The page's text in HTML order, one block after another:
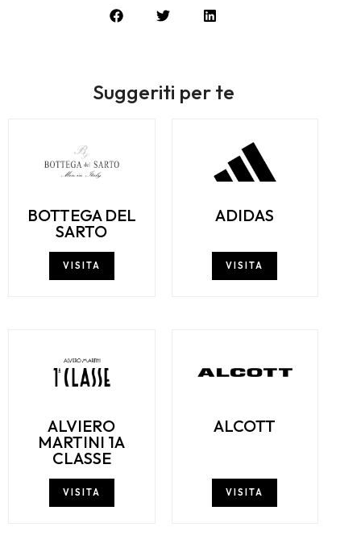
Suggeriti per te
BOTTEGA DEL
SARTO
VISITA
ADIDAS
VISITA
ALVIERO
MARTINI 1A
CLASSE
VISITA
ALCOTT
VISITA